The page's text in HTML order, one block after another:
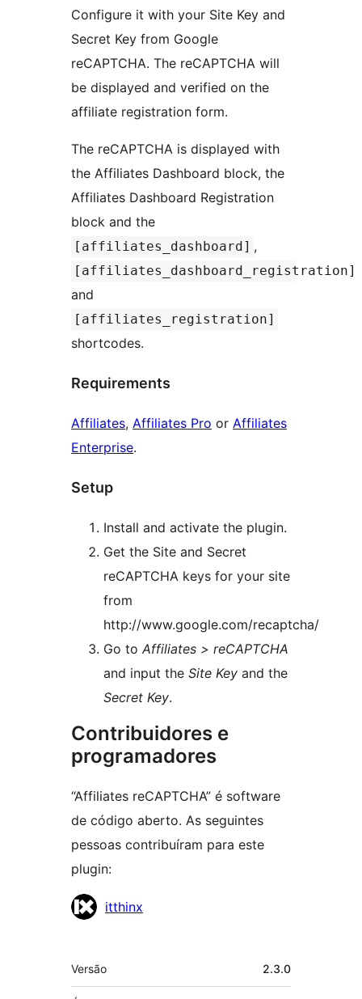
Configure it with your Site Key and
Secret Key from Google
reCAPTCHA. The reCAPTCHA will
be displayed and verified on the
affiliate registration form.
The reCAPTCHA is displayed with
the Affiliates Dashboard block, the
Affiliates Dashboard Registration
block and the
[affiliates_dashboard] ,
[affiliates_dashboard_registration]
and
[affiliates_registration]
shortcodes.
Requirements
Affiliates, Affiliates Pro or Affiliates
Enterprise.
Setup
Install and activate the plugin.
Get the Site and Secret
reCAPTCHA keys for your site
from
http://www.google.com/recaptcha/
Go to Affiliates > reCAPTCHA
and input the Site Key and the
Secret Key.
Contribuidores e
programadores
“Affiliates reCAPTCHA” é software
de código aberto. As seguintes
pessoas contribuíram para este
plugin:
Contribuidores
itthinx
Metadados
Versão 2.3.0